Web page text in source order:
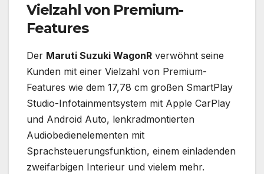
Vielzahl von Premium-
Features
Der Maruti Suzuki WagonR verwöhnt seine
Kunden mit einer Vielzahl von Premium-
Features wie dem 17,78 cm großen SmartPlay
Studio-Infotainmentsystem mit Apple CarPlay
und Android Auto, lenkradmontierten
Audiobedienelementen mit
Sprachsteuerungsfunktion, einem einladenden
zweifarbigen Interieur und vielem mehr.